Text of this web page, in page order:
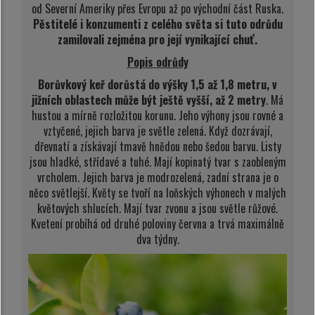
od Severní Ameriky přes Evropu až po východní část Ruska.
Pěstitelé i konzumenti z celého světa si tuto odrůdu
zamilovali zejména pro její vynikající chuť.
Popis odrůdy
Borůvkový keř dorůstá do výšky 1,5 až 1,8 metru, v
jižních oblastech může být ještě vyšší, až 2 metry. Má
hustou a mírně rozložitou korunu. Jeho výhony jsou rovné a
vztyčené, jejich barva je světle zelená. Když dozrávají,
dřevnatí a získávají tmavě hnědou nebo šedou barvu. Listy
jsou hladké, střídavé a tuhé. Mají kopinatý tvar s zaobleným
vrcholem. Jejich barva je modrozelená, zadní strana je o
něco světlejší. Květy se tvoří na loňských výhonech v malých
květových shlucích. Mají tvar zvonu a jsou světle růžové.
Kvetení probíhá od druhé poloviny června a trvá maximálně
dva týdny.